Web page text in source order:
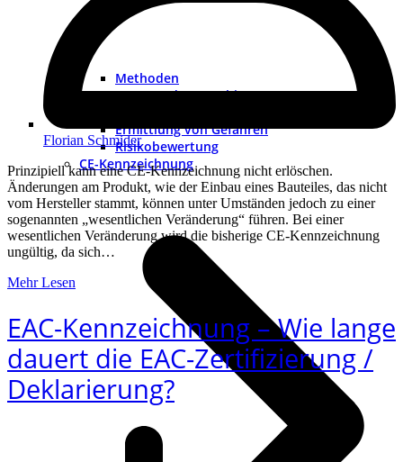
Methoden
Grenzen der Maschine
Ermittlung von Gefahren
Risikobewertung
CE-Kennzeichnung
Florian Schmider
Prinzipiell kann eine CE-Kennzeichnung nicht erlöschen.
Änderungen am Produkt, wie der Einbau eines Bauteiles, das nicht
vom Hersteller stammt, können unter Umständen jedoch zu einer
sogenannten „wesentlichen Veränderung“ führen. Bei einer
wesentlichen Veränderung wird die bisherige CE-Kennzeichnung
ungültig, da sich…
Mehr Lesen
EAC-Kennzeichnung – Wie lange
dauert die EAC-Zertifizierung /
Deklarierung?